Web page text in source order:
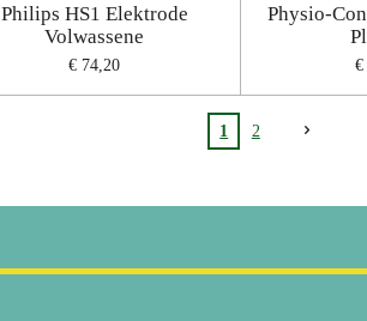
Philips HS1 Elektrode
Volwassene
€ 74,20
Physio-
€
1 2